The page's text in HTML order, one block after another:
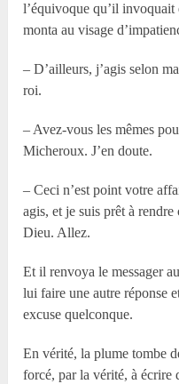
l’équivoque qu’il
monta au visage
– D’ailleurs, j’agis selon
roi.
– Avez-vous les mêmes
Micheroux. J’en doute.
– Ceci n’est point votre
agis, et je suis prêt à
Dieu. Allez.
Et il renvoya le messager
lui faire une autre réponse
excuse quelconque.
En vérité, la plume tombe
forcé, par la vérité, à écrire